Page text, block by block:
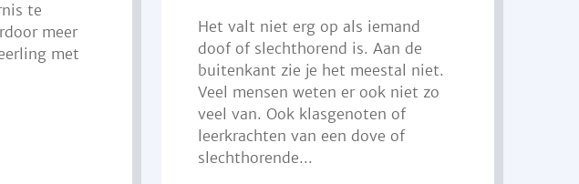
te
meer
met
Het valt niet erg op als iemand
doof of slechthorend is. Aan de
buitenkant zie je het meestal niet.
Veel mensen weten er ook niet zo
veel van. Ook klasgenoten of
leerkrachten van een dove of
slechthorende...